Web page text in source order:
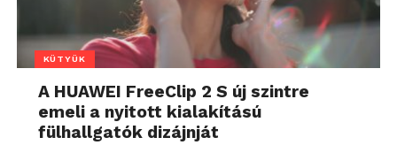
KÜTYÜK
A HUAWEI FreeClip 2 S új szintre
emeli a nyitott kialakítású
fülhallgatók dizájnját